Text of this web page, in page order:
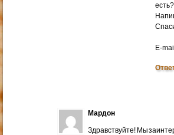
есть?
E-
Мардон
Здравствуйте! Мы